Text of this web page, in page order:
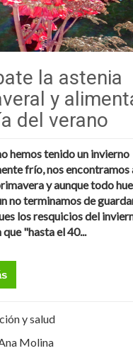
la astenia
y
del verano
hemos tenido un invierno
frío, nos encontramos
y aunque todo
no terminamos de
los resquicios del
"hasta el 40...
y salud
Molina